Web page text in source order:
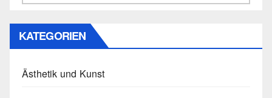
KATEGORIEN
Ästhetik und Kunst